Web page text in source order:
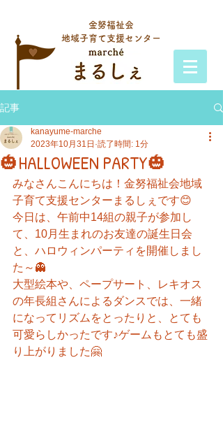
金努福祉会
地域子育て支援センター
記事
🎃HALLOWEEN PARTY🎃
kanayume-marche
2023年10月31日 読了時間: 1分
みなさんこんにちは！金努福祉会地域
子育て支援センターまるしぇです😊
今日は、午前中14組の親子が参加し
て、10月生まれのお友達の誕生日会
と、ハロウィンパーティを開催しまし
た～👻
大型絵本や、ペープサート、レキオス
の年長組さんによるダンスでは、一緒
になってリズムをとったりと、とても
可愛らしかったです♪ゲームもとても盛
り上がりました🤗